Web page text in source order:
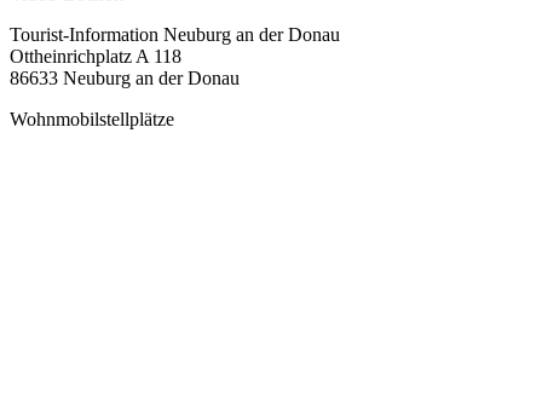
Tourist-Information Neuburg an der Donau
Ottheinrichplatz A 118
86633 Neuburg an der Donau
Wohnmobilstellplätze